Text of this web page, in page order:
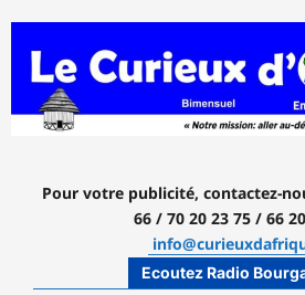
contenu
Pour votre publicité, contactez-
66 / 70 20 23 75 / 66
Ecoutez Radio